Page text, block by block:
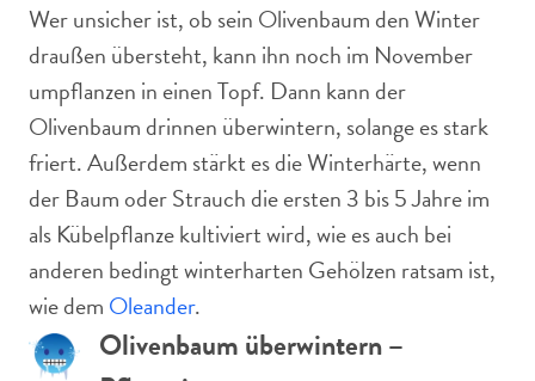
Wer unsicher ist, ob sein Olivenbaum den Winter
draußen übersteht, kann ihn noch im November
umpflanzen in einen Topf. Dann kann der
Olivenbaum drinnen überwintern, solange es stark
friert. Außerdem stärkt es die Winterhärte, wenn
der Baum oder Strauch die ersten 3 bis 5 Jahre im
als Kübelpflanze kultiviert wird, wie es auch bei
anderen bedingt winterharten Gehölzen ratsam ist,
wie dem Oleander.
Olivenbaum überwintern –